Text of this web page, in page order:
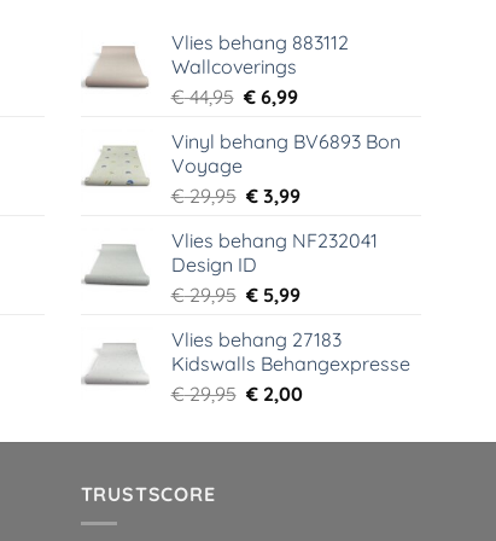
Vlies behang 883112
Wallcoverings
€44,95 Oorspronkelijke
was:
€ 6,99Huidige
is:
Vinyl behang BV6893 Bon
Voyage
€29,95 Oorspronkelijke
was:
€ 29,95.
€ 3,99Huidige
is:
Vlies behang NF232041
Design ID
€29,95 Oorspronkelijke
was:
€ 29,95.
€ 5,99Huidige
is:
€ 5,99.
Vlies behang 27183
Kidswalls Behangexpresse
€29,95 Oorspronkelijke
was:
€ 2,00Huidige
is:
TRUSTSCORE